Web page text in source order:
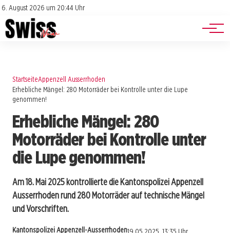
6. August 2026 um 20:44 Uhr
Impressum
Datenschutz
Jobs
Events
StartseiteAppenzell Ausserrhoden
Erhebliche Mängel: 280 Motorräder bei Kontrolle unter die Lupe
genommen!
Erhebliche Mängel: 280
Motorräder bei Kontrolle unter
die Lupe genommen!
Am 18. Mai 2025 kontrollierte die Kantonspolizei Appenzell
Ausserrhoden rund 280 Motorräder auf technische Mängel
und Vorschriften.
Kantonspolizei Appenzell-Ausserrhoden